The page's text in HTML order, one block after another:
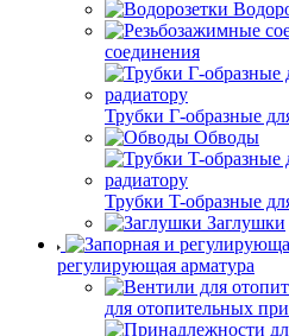
соединения
Трубки Г-образные
Обводы
Трубки T-образные
Заглушки
регулирующая арматура
для отопительных